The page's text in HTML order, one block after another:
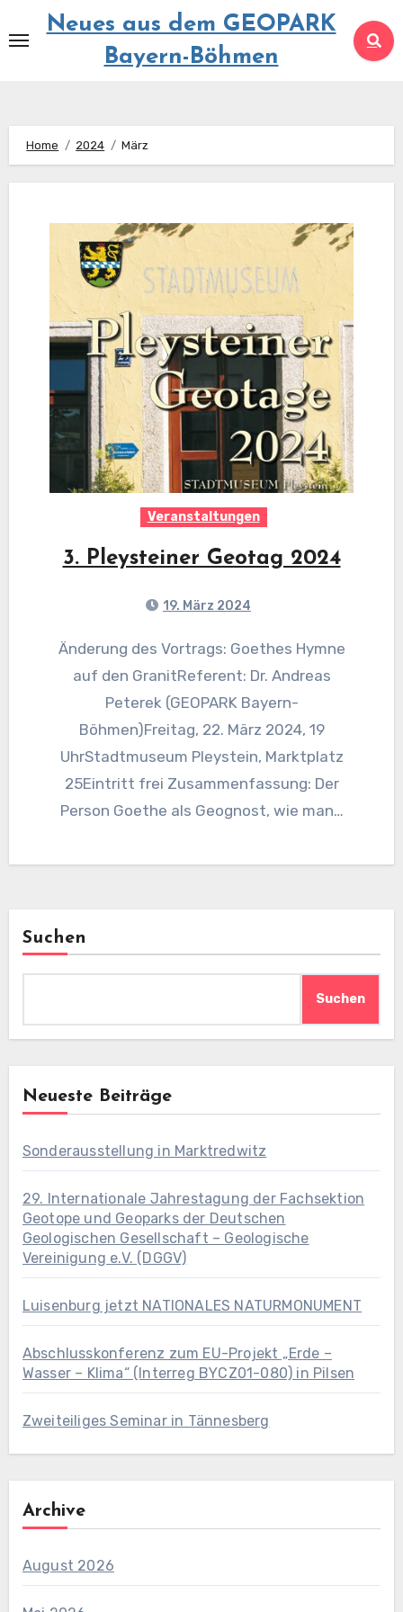
Springe
zum
Neues aus dem GEOPARK
Bayern-Böhmen
Home 2024 März
Veranstaltungen
3. Pleysteiner Geotag 2024
19. März 2024
Änderung des Vortrags: Goethes Hymne
auf den GranitReferent: Dr. Andreas
Peterek (GEOPARK Bayern-
Böhmen)Freitag, 22. März 2024, 19
UhrStadtmuseum Pleystein, Marktplatz
25Eintritt frei Zusammenfassung: Der
Person Goethe als Geognost, wie man…
Suchen
Suchen
Neueste Beiträge
Sonderausstellung in Marktredwitz
29. Internationale Jahrestagung der Fachsektion
Geotope und Geoparks der Deutschen
Geologischen Gesellschaft – Geologische
Vereinigung e.V. (DGGV)
Luisenburg jetzt NATIONALES NATURMONUMENT
Abschlusskonferenz zum EU-Projekt „Erde –
Wasser – Klima“ (Interreg BYCZ01-080) in Pilsen
Zweiteiliges Seminar in Tännesberg
Archive
August 2026